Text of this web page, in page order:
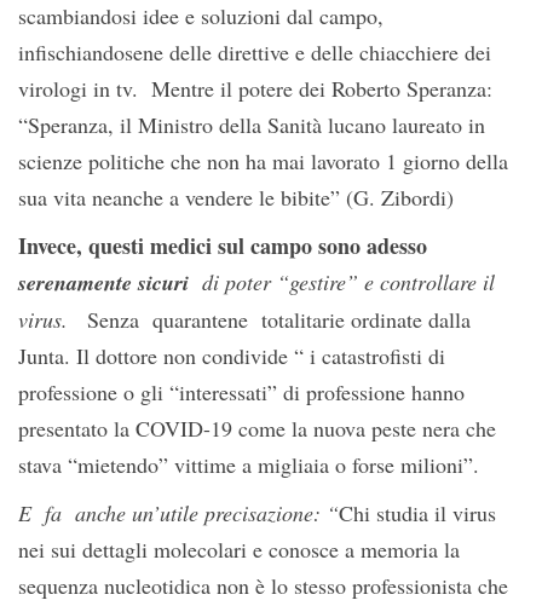
scambiandosi idee e soluzioni dal campo,
infischiandosene delle direttive e delle chiacchiere dei
virologi in tv. Mentre il potere dei Roberto Speranza:
“Speranza, il Ministro della Sanità lucano laureato in
scienze politiche che non ha mai lavorato 1 giorno della
sua vita neanche a vendere le bibite” (G. Zibordi)
Invece, questi medici sul campo sono adesso
serenamente sicuri di poter “gestire” e controllare il
virus. Senza quarantene totalitarie ordinate dalla
Junta. Il dottore non condivide “ i catastrofisti di
professione o gli “interessati” di professione hanno
presentato la COVID-19 come la nuova peste nera che
stava “mietendo” vittime a migliaia o forse milioni”.
E fa anche un’utile precisazione: “Chi studia il virus
nei sui dettagli molecolari e conosce a memoria la
sequenza nucleotidica non è lo stesso professionista che